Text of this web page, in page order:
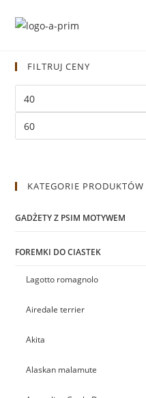
FILTRUJ CENY
KATEGORIE PRODUKTÓW
GADŻETY Z PSIM MOTYWEM
FOREMKI DO CIASTEK
Lagotto romagnolo
Airedale terrier
Akita
Alaskan malamute